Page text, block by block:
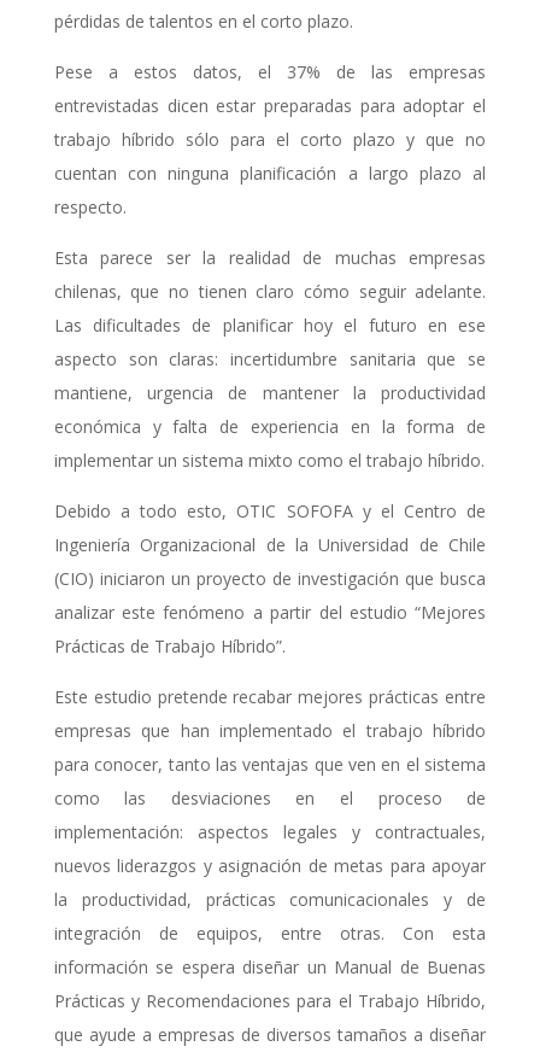
pérdidas de talentos en el corto plazo.
Pese a estos datos, el 37% de las empresas
entrevistadas dicen estar preparadas para adoptar el
trabajo híbrido sólo para el corto plazo y que no
cuentan con ninguna planificación a largo plazo al
respecto.
Esta parece ser la realidad de muchas empresas
chilenas, que no tienen claro cómo seguir adelante.
Las dificultades de planificar hoy el futuro en ese
aspecto son claras: incertidumbre sanitaria que se
mantiene, urgencia de mantener la productividad
económica y falta de experiencia en la forma de
implementar un sistema mixto como el trabajo híbrido.
Debido a todo esto, OTIC SOFOFA y el Centro de
Ingeniería Organizacional de la Universidad de Chile
(CIO) iniciaron un proyecto de investigación que busca
analizar este fenómeno a partir del estudio “Mejores
Prácticas de Trabajo Híbrido”.
Este estudio pretende recabar mejores prácticas entre
empresas que han implementado el trabajo híbrido
para conocer, tanto las ventajas que ven en el sistema
como las desviaciones en el proceso de
implementación: aspectos legales y contractuales,
nuevos liderazgos y asignación de metas para apoyar
la productividad, prácticas comunicacionales y de
integración de equipos, entre otras. Con esta
información se espera diseñar un Manual de Buenas
Prácticas y Recomendaciones para el Trabajo Híbrido,
que ayude a empresas de diversos tamaños a diseñar